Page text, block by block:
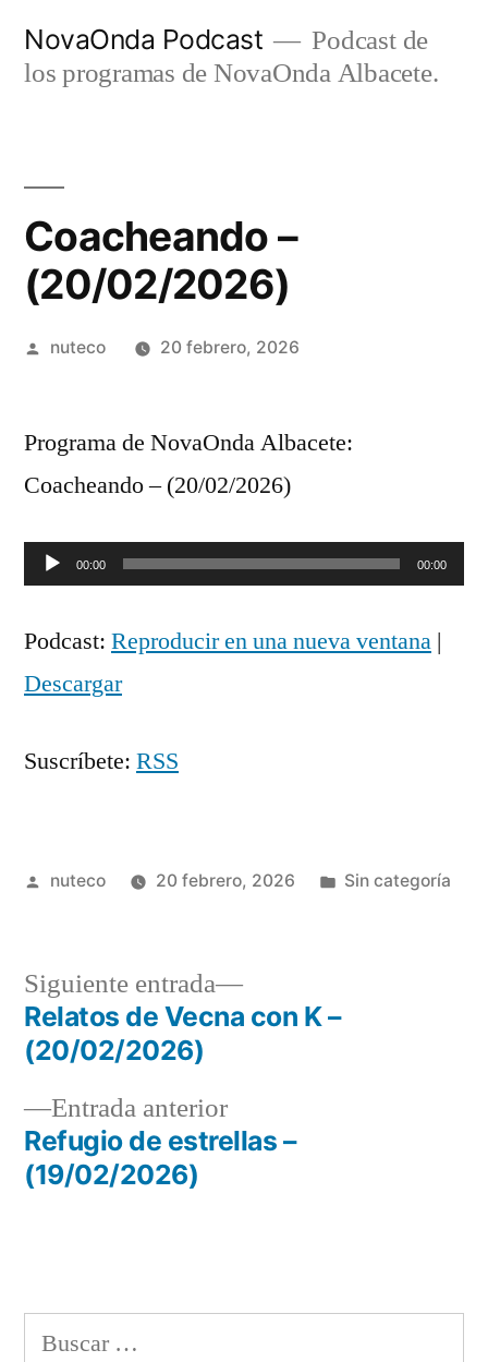
NovaOnda Podcast
Podcast de
los programas de NovaOnda Albacete.
Coacheando –
(20/02/2026)
Publicada
nuteco 20 febrero, 2026
Programa de NovaOnda Albacete:
Coacheando – (20/02/2026)
Reproductor
audio
00:00 00:00
Podcast: Reproducir en una nueva ventana |
Descargar
Suscríbete: RSS
Publicada
nuteco 20 febrero, 2026
Publicada
Sin categoría
Navegación
entradas
Entrada anteriorEntrada
anterior:
Refugio de estrellas –
(19/02/2026)
Siguiente entrada
Siguiente
entrada:
Relatos de Vecna con K –
(20/02/2026)
Buscar: